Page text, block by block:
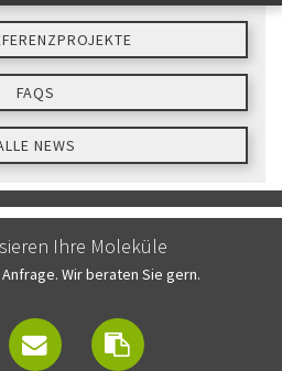
FAQS
NEWS
Ihre Moleküle
Wir beraten Sie gern.